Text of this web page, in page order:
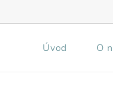
Úvod O